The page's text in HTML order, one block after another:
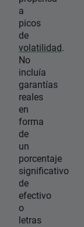
a
picos
de
volatilidad.
No
incluía
garantías
reales
en
forma
de
un
porcentaje
significativo
de
efectivo
o
letras